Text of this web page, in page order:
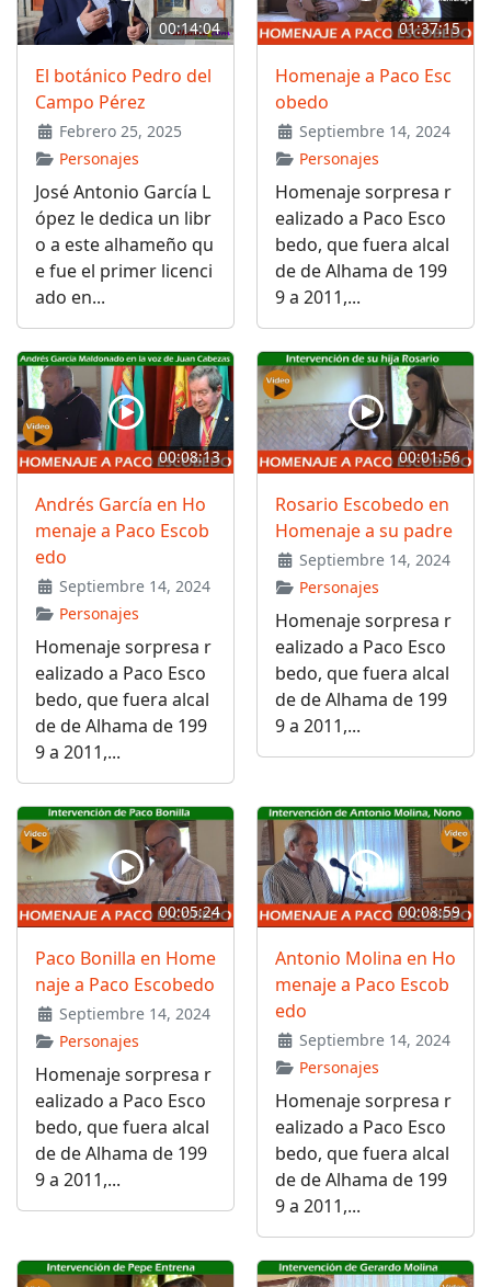
00:14:04
El botánico Pedro del
Campo Pérez
Febrero 25, 2025
Personajes
José Antonio García L
ópez le dedica un libr
o a este alhameño qu
e fue el primer licenci
ado en...
01:37:15
Homenaje a Paco Esc
obedo
Septiembre 14, 2024
Personajes
Homenaje sorpresa r
ealizado a Paco Esco
bedo, que fuera alcal
de de Alhama de 199
9 a 2011,...
00:08:13
Andrés García en Ho
menaje a Paco Escob
edo
Septiembre 14, 2024
Personajes
Homenaje sorpresa r
ealizado a Paco Esco
bedo, que fuera alcal
de de Alhama de 199
9 a 2011,...
00:01:56
Rosario Escobedo en
Homenaje a su padre
Septiembre 14, 2024
Personajes
Homenaje sorpresa r
ealizado a Paco Esco
bedo, que fuera alcal
de de Alhama de 199
9 a 2011,...
00:05:24
Paco Bonilla en Home
naje a Paco Escobedo
Septiembre 14, 2024
Personajes
Homenaje sorpresa r
ealizado a Paco Esco
bedo, que fuera alcal
de de Alhama de 199
9 a 2011,...
00:08:59
Antonio Molina en Ho
menaje a Paco Escob
edo
Septiembre 14, 2024
Personajes
Homenaje sorpresa r
ealizado a Paco Esco
bedo, que fuera alcal
de de Alhama de 199
9 a 2011,...